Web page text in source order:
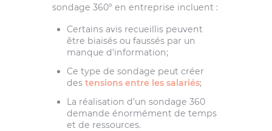
sondage 360° en entreprise incluent :
Certains avis recueillis peuvent
être biaisés ou faussés par un
manque d’information;
Ce type de sondage peut créer
des tensions entre les salariés;
La réalisation d’un sondage 360
demande énormément de temps
et de ressources.